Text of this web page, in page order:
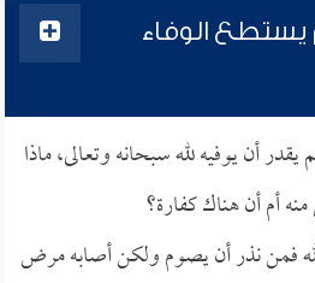
الوفاء
أن يوفيه لله سبحانه وتعالى، ماذا
أم أن هناك كفارة؟
فمن نذر أن يصوم ولكن أصابه مرض